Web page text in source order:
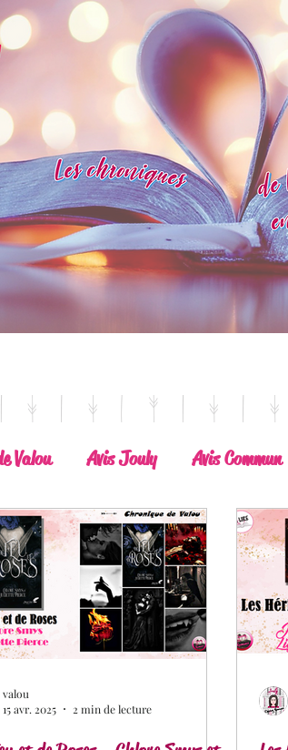
Valou Avis Jouly Avis Commun
Belle Découverte A lire absolument
Douceur livresque New Adult
valou
15 avr. 2025
2 min de lecture